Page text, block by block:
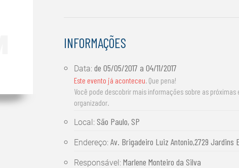
INFORMAÇÕES
Data:de05/05/2017 a04/11/2017
Este evento já aconteceu. Que pena!
Você pode descobrir mais informações sobre as
organizador.
Local: São Paulo, SP
Endereço:Av. Brigadeiro Luiz Antonio,2729 Jardins
Responsável:Marlene Monteiro da Silva